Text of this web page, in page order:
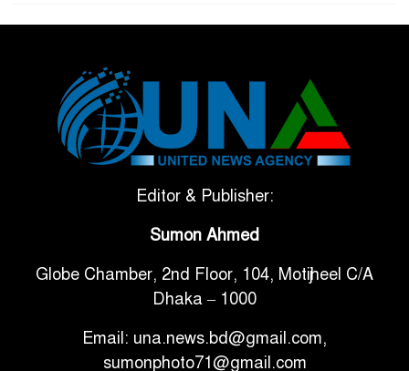
ভেনেজুয়েলার পর জাপানেও ৭.২
টানা ৩ ম্যাচে গোল ভিনির, ইতিহাস
বলছে বিশ্বকাপ জিতবে ব্রাজিল
সরকারি ৩শ কেজি বই বিক্রির
গাড়ি বিক্রির পর মালিকানা
পরিবর্তনে কঠোর নির্দেশনা
আ.লীগ ও বিএনপির বিরুদ্ধে
Editor & Publisher:
Sumon Ahmed
Globe Chamber, 2nd Floor, 104, Motijheel C/A
Dhaka – 1000
Email: una.news.bd@gmail.com,
sumonphoto71@gmail.com